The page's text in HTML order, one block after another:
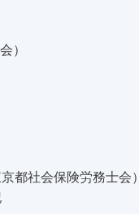
）
社会保険労務士会）